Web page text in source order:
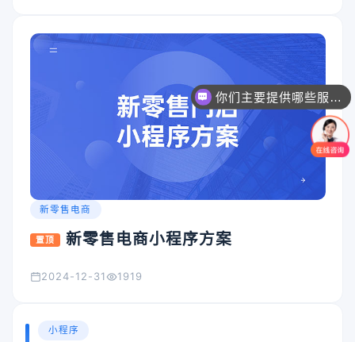
新零售电商
置顶 新零售电商小程序方案
2024-12-31 1919
小程序
你们主要提供哪些服务？可以根据需求定制吗？